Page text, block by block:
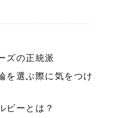
ズの正統派
を選ぶ際に気をつけ
ビーとは？